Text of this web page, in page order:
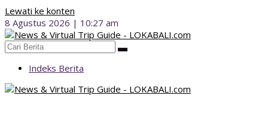
Lewati ke konten
8 Agustus 2026 | 10:27 am
Indeks Berita